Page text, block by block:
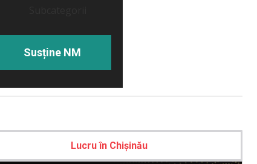
Susține NM
Lucru în Chișinău